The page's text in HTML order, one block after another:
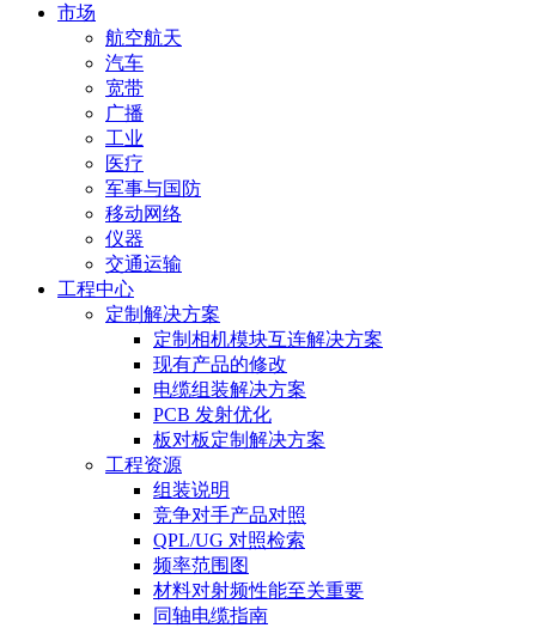
市场
航空航天
汽车
宽带
广播
工业
医疗
军事与国防
移动网络
仪器
交通运输
工程中心
定制解决方案
定制相机模块互连解决方案
现有产品的修改
电缆组装解决方案
PCB 发射优化
板对板定制解决方案
工程资源
组装说明
竞争对手产品对照
QPL/UG 对照检索
频率范围图
材料对射频性能至关重要
同轴电缆指南